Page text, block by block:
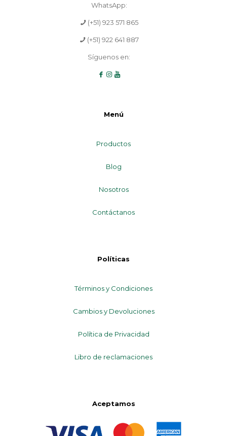
WhatsApp:
(+51) 923 571 865
(+51) 922 641 887
Síguenos en:
Menú
Productos
Blog
Nosotros
Contáctanos
Políticas
Términos y Condiciones
Cambios y Devoluciones
Política de Privacidad
Libro de reclamaciones
Aceptamos